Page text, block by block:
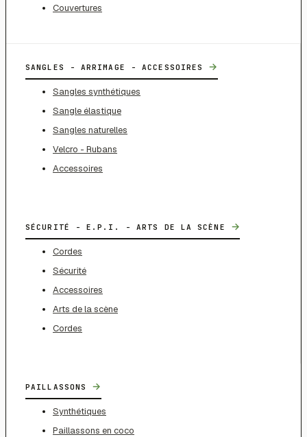
Couvertures
SANGLES - ARRIMAGE - ACCESSOIRES →
Sangles synthétiques
Sangle élastique
Sangles naturelles
Velcro - Rubans
Accessoires
SÉCURITÉ - E.P.I. - ARTS DE LA SCÈNE →
Cordes
Sécurité
Accessoires
Arts de la scène
Cordes
PAILLASSONS →
Synthétiques
Paillassons en coco